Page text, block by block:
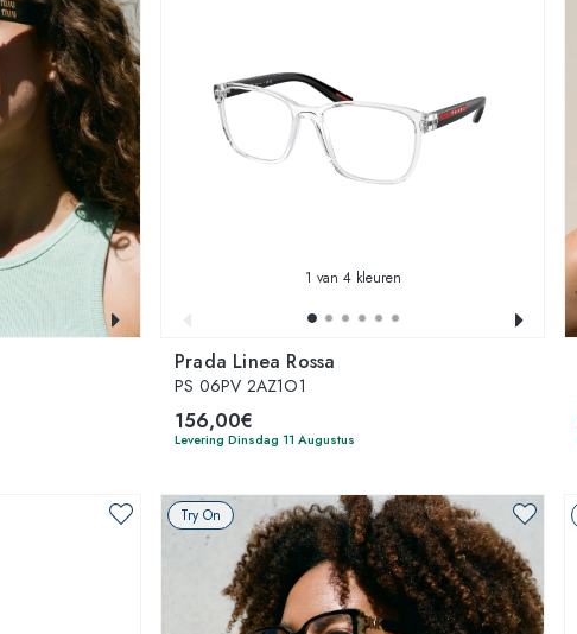
1 van 4 kleuren
Prada Linea Rossa
PS 06PV 2AZ1O1
156,00€
Levering Dinsdag 11 Augustus
Try On